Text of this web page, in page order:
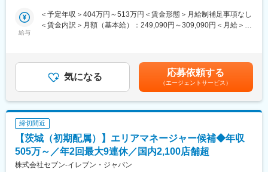
「将来的には、営業所長からエリアを統括する立場へとキャリア
アップしていきたい」「いずれは宅食以外の事業にも挑戦してみ
ワタミグループは、「SDGs日本一」を目指し、地球上で一番たく
さんの「ありがとう」を集めることを目標としています。
当社は再生可能エネルギーを利用した循環型6次産業モデルを推進
し、持続可能な社会の実現に貢献しています。
国内外の外食事業、農業、環境事業など多岐にわたる事業を展開
しており、特にワタミファームで採れた有機野菜を用いた食事提
供や、環境負荷を軽減する取り組みを行っています。
また、再生可能エネルギー事業として風力発電設備の開発・建
設・運転管理にも取り組んでいます。以上のような取り組みを通
じて、社会に貢献しながら成長を続ける、魅力的な企業です。
リアアップを目指せます！
・働き方◎7連休以上の休暇が年2回取得可！2～3連休の取得も可
「丸亀製麺」各店舗の管理運営を店長としてお任せいたします。
具体的には、調理・接客・スタッフの教育やシフト作成、品質管
理・衛生管理・地域のお客様に喜ばれる企画の立案＆実行など
を、スタッフと協力して行います。
■研修体制：
充実した研修体制により、着実にキャリアアップを目指せます。
・集合研修（2日間）：経営理念や社内規定を学び、企業理解を深
める
・基礎研修（3ヶ月間）：店舗デビュー前に基本をしっかりと身に
給与
＜予定年収＞404万円～513万円＜賃金形態＞月給制補足事項なし
＜賃金内訳＞月額（基本給）：249,090円～309,090円＜月給＞
ご経験・スキルによりオファー金額が変更となる場合がありま
す。賃金はあくまでも目安の金額であり、選考を通じて上下する
可能性があります。月給(月額)は固定手当を含めた表記です。
気になる 応募依頼する
（エージェントサービス）
締切間近
【茨城（初期配属）】エリアマネージャー候補◆年収
505万～／年2回最大9連休／国内2,100店舗超
株式会社セブン-イレブン・ジャパン